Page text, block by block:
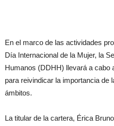
En el marco de las actividades
Día Internacional de la Mujer, la
Humanos (DDHH) llevará a cabo
para reivindicar la importancia de
ámbitos.
La titular de la cartera, Érica